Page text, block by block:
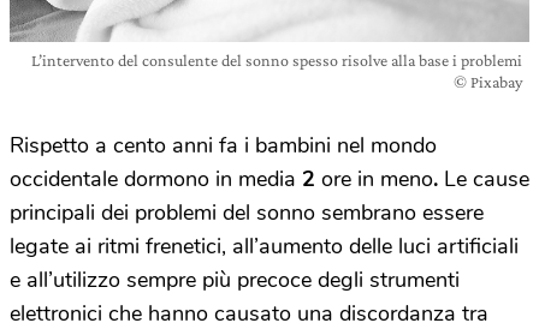
L’intervento del consulente del sonno spesso risolve alla base i problemi
© Pixabay
Rispetto a cento anni fa i bambini nel mondo
occidentale dormono in media 2 ore in meno. Le cause
principali dei problemi del sonno sembrano essere
legate ai ritmi frenetici, all’aumento delle luci artificiali
e all’utilizzo sempre più precoce degli strumenti
elettronici che hanno causato una discordanza tra